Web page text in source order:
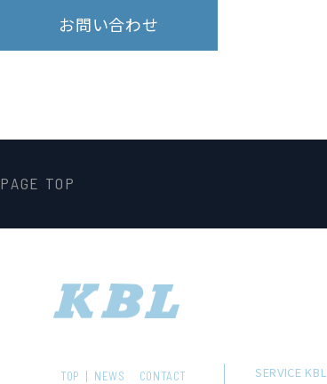
お問い合わせ
TOP NEWS CONTACT SERVICE
PAGE TOP